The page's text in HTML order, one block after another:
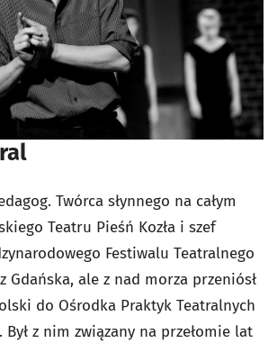
Twórca słynnego na całym
Teatru Pieśń Kozła i szef
Festiwalu Teatralnego
Gdańska, ale z nad morza przeniósł
do Ośrodka Praktyk Teatralnych
Był z nim związany na przełomie lat